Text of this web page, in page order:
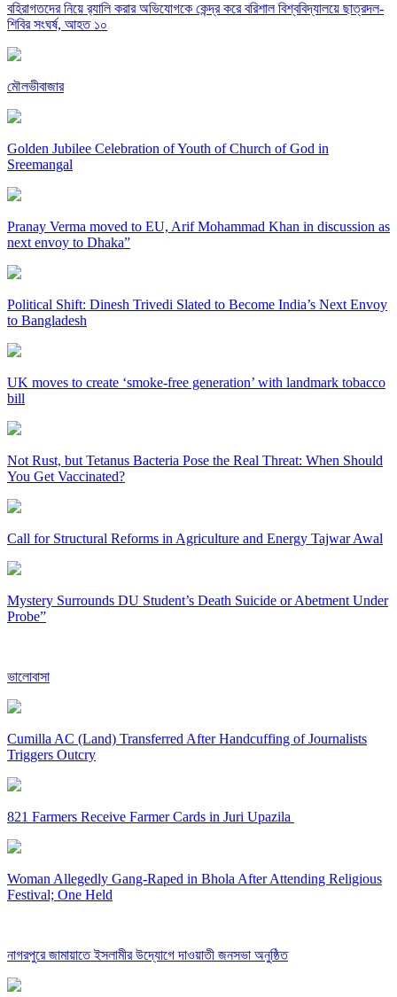
বহিরাগতদের নিয়ে র‍্যালি করার অভিযোগকে কেন্দ্র করে বরিশাল বিশ্ববিদ্যালয়ে ছাত্রদল-
শিবির সংঘর্ষ, আহত ১০
মৌলভীবাজার
Golden Jubilee Celebration of Youth of Church of God in
Sreemangal
Pranay Verma moved to EU, Arif Mohammad Khan in discussion as
next envoy to Dhaka”
Political Shift: Dinesh Trivedi Slated to Become India’s Next Envoy
to Bangladesh
UK moves to create ‘smoke-free generation’ with landmark tobacco
bill
Not Rust, but Tetanus Bacteria Pose the Real Threat: When Should
You Get Vaccinated?
Call for Structural Reforms in Agriculture and Energy Tajwar Awal
Mystery Surrounds DU Student’s Death Suicide or Abetment Under
Probe”
ভালোবাসা
Cumilla AC (Land) Transferred After Handcuffing of Journalists
Triggers Outcry
821 Farmers Receive Farmer Cards in Juri Upazila
Woman Allegedly Gang-Raped in Bhola After Attending Religious
Festival; One Held
নাগরপুরে জামায়াতে ইসলামীর উদ্যোগে দাওয়াতী জনসভা অনুষ্ঠিত